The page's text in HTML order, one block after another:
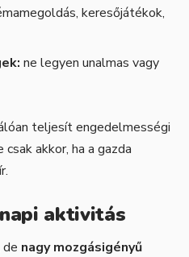
keresőjátékok,
ne legyen unalmas vagy
teljesít engedelmességi
akkor, ha a gazda
aktivitás
nagy mozgásigényű